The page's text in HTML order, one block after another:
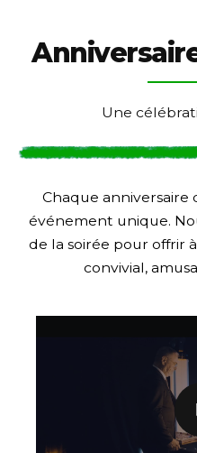
Une
Chaque anniversaire
événement unique.
de la soirée pour offrir
convivial,